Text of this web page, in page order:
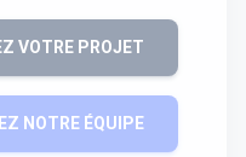
VOTRE PROJET
NOTRE ÉQUIPE